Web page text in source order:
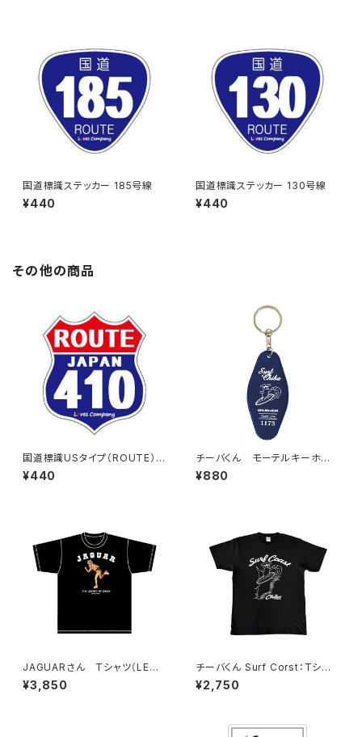
国道標識ステッカー 185号線
¥440
国道標識ステッカー 130号線
¥440
その他の商品
国道標識USタイプ（ROUTE）ス
テッカー 410号線
¥440
チーバくん モーテルキーホル
ダー design3
¥880
JAGUARさん Tシャツ（LEGE
ND-B）Black
¥3,850
チーバくん Surf Corst：Tシャ
ツ（Black）
¥2,750